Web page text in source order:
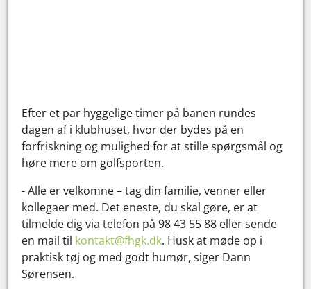
Efter et par hyggelige timer på banen rundes
dagen af i klubhuset, hvor der bydes på en
forfriskning og mulighed for at stille spørgsmål og
høre mere om golfsporten.
- Alle er velkomne – tag din familie, venner eller
kollegaer med. Det eneste, du skal gøre, er at
tilmelde dig via telefon på 98 43 55 88 eller sende
en mail til kontakt@fhgk.dk. Husk at møde op i
praktisk tøj og med godt humør, siger Dann
Sørensen.